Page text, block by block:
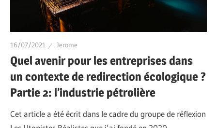
16/07/2021 Jerome
Quel avenir pour les entreprises dans
un contexte de redirection écologique ?
Partie 2: l’industrie pétrolière
Cet article a été écrit dans le cadre du groupe de réflexion